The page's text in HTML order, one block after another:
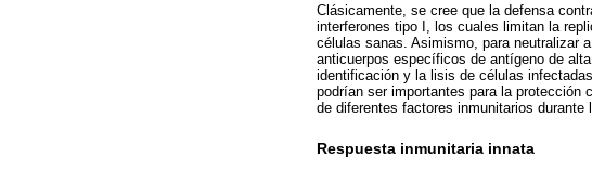
Clásicamente, se cree que la defensa
interferones tipo I, los cuales limitan la
células sanas. Asimismo, para neutralizar
anticuerpos específicos de antígeno de
identificación y la lisis de células
podrían ser importantes para la protección
de diferentes factores inmunitarios durante
Respuesta inmunitaria innata